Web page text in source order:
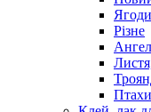
Різне